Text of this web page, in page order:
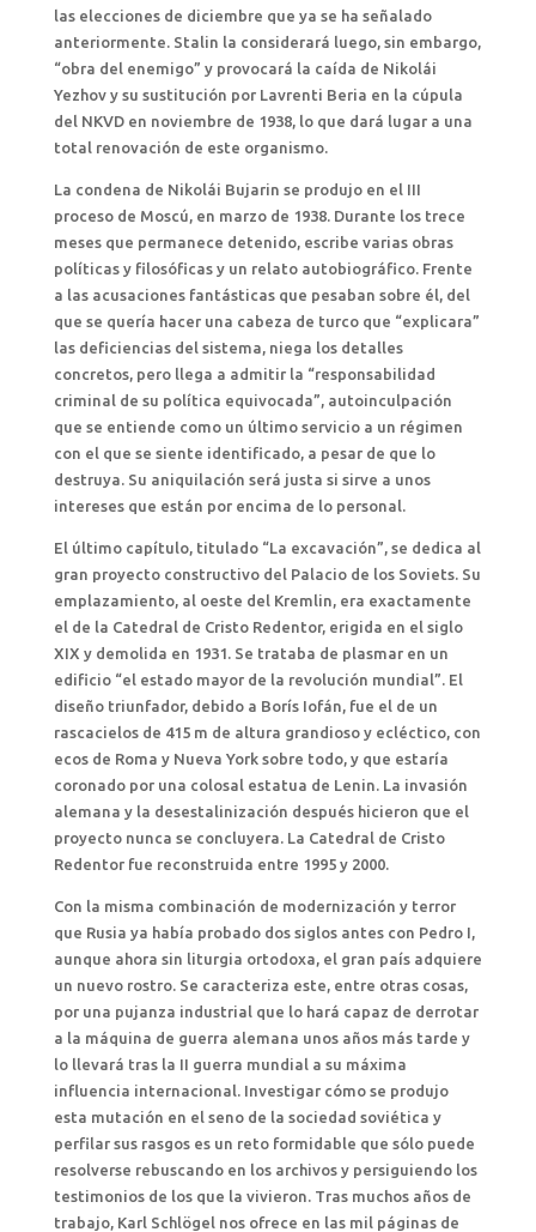
las elecciones de diciembre que ya se ha señalado
anteriormente. Stalin la considerará luego, sin embargo,
“obra del enemigo” y provocará la caída de Nikolái
Yezhov y su sustitución por Lavrenti Beria en la cúpula
del NKVD en noviembre de 1938, lo que dará lugar a una
total renovación de este organismo.
La condena de Nikolái Bujarin se produjo en el III
proceso de Moscú, en marzo de 1938. Durante los trece
meses que permanece detenido, escribe varias obras
políticas y filosóficas y un relato autobiográfico. Frente
a las acusaciones fantásticas que pesaban sobre él, del
que se quería hacer una cabeza de turco que “explicara”
las deficiencias del sistema, niega los detalles
concretos, pero llega a admitir la “responsabilidad
criminal de su política equivocada”, autoinculpación
que se entiende como un último servicio a un régimen
con el que se siente identificado, a pesar de que lo
destruya. Su aniquilación será justa si sirve a unos
intereses que están por encima de lo personal.
El último capítulo, titulado “La excavación”, se dedica al
gran proyecto constructivo del Palacio de los Soviets. Su
emplazamiento, al oeste del Kremlin, era exactamente
el de la Catedral de Cristo Redentor, erigida en el siglo
XIX y demolida en 1931. Se trataba de plasmar en un
edificio “el estado mayor de la revolución mundial”. El
diseño triunfador, debido a Borís Iofán, fue el de un
rascacielos de 415 m de altura grandioso y ecléctico, con
ecos de Roma y Nueva York sobre todo, y que estaría
coronado por una colosal estatua de Lenin. La invasión
alemana y la desestalinización después hicieron que el
proyecto nunca se concluyera. La Catedral de Cristo
Redentor fue reconstruida entre 1995 y 2000.
Con la misma combinación de modernización y terror
que Rusia ya había probado dos siglos antes con Pedro I,
aunque ahora sin liturgia ortodoxa, el gran país adquiere
un nuevo rostro. Se caracteriza este, entre otras cosas,
por una pujanza industrial que lo hará capaz de derrotar
a la máquina de guerra alemana unos años más tarde y
lo llevará tras la II guerra mundial a su máxima
influencia internacional. Investigar cómo se produjo
esta mutación en el seno de la sociedad soviética y
perfilar sus rasgos es un reto formidable que sólo puede
resolverse rebuscando en los archivos y persiguiendo los
testimonios de los que la vivieron. Tras muchos años de
trabajo, Karl Schlögel nos ofrece en las mil páginas de